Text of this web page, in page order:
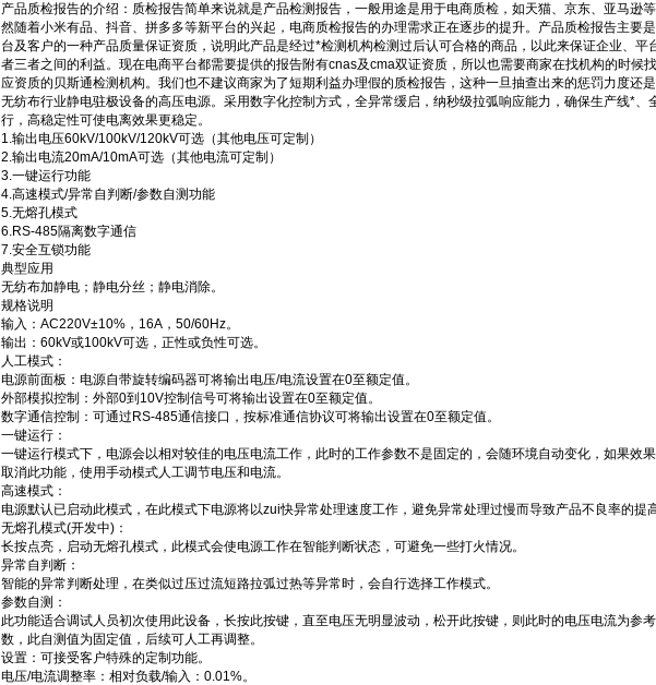
产品质检报告的介绍：质检报告简单来说就是产品检测报告，一般用途是用于电商质检，如天猫、京东、亚马逊
然随着小米有品、抖音、拼多多等新平台的兴起，电商质检报告的办理需求正在逐步的提升。产品质检报告主要
台及客户的一种产品质量保证资质，说明此产品是经过*检测机构检测过后认可合格的商品，以此来保证企业、平
者三者之间的利益。现在电商平台都需要提供的报告附有cnas及cma双证资质，所以也需要商家在找机构的时候
应资质的贝斯通检测机构。我们也不建议商家为了短期利益办理假的质检报告，这种一旦抽查出来的惩罚力度还是
无纺布行业静电驻极设备的高压电源。采用数字化控制方式，全异常缓启，纳秒级拉弧响应能力，确保生产线*、
行，高稳定性可使电离效果更稳定。
1.输出电压60kV/100kV/120kV可选（其他电压可定制）
2.输出电流20mA/10mA可选（其他电流可定制）
3.一键运行功能
4.高速模式/异常自判断/参数自测功能
5.无熔孔模式
6.RS-485隔离数字通信
7.安全互锁功能
典型应用
无纺布加静电；静电分丝；静电消除。
规格说明
输入：AC220V±10%，16A，50/60Hz。
输出：60kV或100kV可选，正性或负性可选。
人工模式：
电源前面板：电源自带旋转编码器可将输出电压/电流设置在0至额定值。
外部模拟控制：外部0到10V控制信号可将输出设置在0至额定值。
数字通信控制：可通过RS-485通信接口，按标准通信协议可将输出设置在0至额定值。
一键运行：
一键运行模式下，电源会以相对较佳的电压电流工作，此时的工作参数不是固定的，会随环境自动变化，如果效
取消此功能，使用手动模式人工调节电压和电流。
高速模式：
电源默认已启动此模式，在此模式下电源将以zui快异常处理速度工作，避免异常处理过慢而导致产品不良率的提高
无熔孔模式(开发中)：
长按点亮，启动无熔孔模式，此模式会使电源工作在智能判断状态，可避免一些打火情况。
异常自判断：
智能的异常判断处理，在类似过压过流短路拉弧过热等异常时，会自行选择工作模式。
参数自测：
此功能适合调试人员初次使用此设备，长按此按键，直至电压无明显波动，松开此按键，则此时的电压电流为参
数，此自测值为固定值，后续可人工再调整。
设置：可接受客户特殊的定制功能。
电压/电流调整率：相对负载/输入：0.01%。